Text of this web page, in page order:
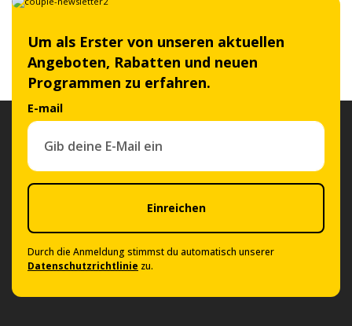
Um als Erster von unseren aktuellen
Angeboten, Rabatten und neuen
Programmen zu erfahren.
E-mail
Einreichen
Durch die Anmeldung stimmst du automatisch unserer
Datenschutzrichtlinie zu.